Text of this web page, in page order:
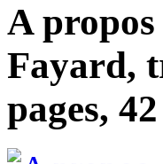
A
Fayard,
pages,